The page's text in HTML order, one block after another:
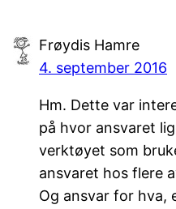
Frøydis Hamre
4. september 2016
Hm. Dette var
på hvor ansvaret
verktøyet som
ansvaret hos flere
Og ansvar for hva,